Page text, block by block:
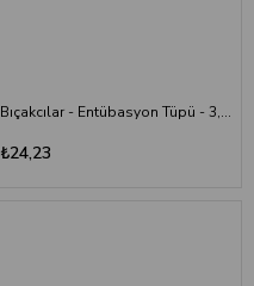
Bıçakcılar - Entübasyon Tüpü - 3,5 mm - Balonsuz (Kafsız)
₺24,23